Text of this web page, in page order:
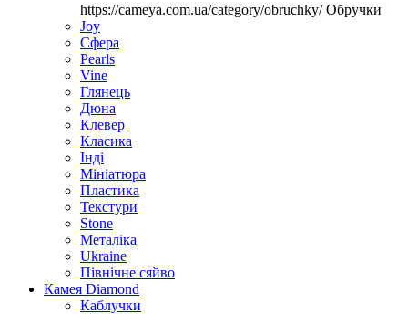
https://cameya.com.ua/category/obruchky/Обручки
Joy
Сфера
Pearls
Vine
Глянець
Дюна
Клевер
Класика
Інді
Мініатюра
Пластика
Текстури
Stone
Металіка
Ukraine
Північне сяйво
Камея Diamond
Каблучки